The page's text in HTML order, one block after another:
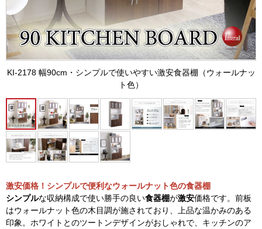
KI-2178 幅90cm・シンプルで使いやすい激安食器棚（ウォールナッ
ト色）
激安価格！シンプルで便利なウォールナット色の食器棚
シンプルな収納構成で使い勝手の良い食器棚が激安価格です。前板
はウォールナット色の木目調が施されており、上品な温かみのある
印象。ホワイトとのツートンデザインがおしゃれで、キッチンのア